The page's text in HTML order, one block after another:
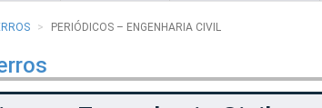
PERIÓDICOS – ENGENHARIA CIVIL